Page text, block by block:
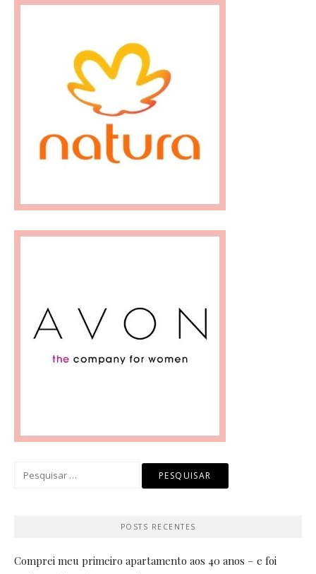
POSTS RECENTES
Comprei meu primeiro apartamento aos 40 anos – e foi